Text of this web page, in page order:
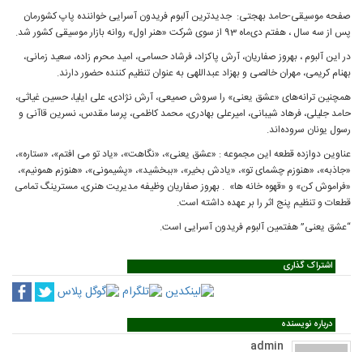
صفحه موسیقی-حامد بهجتی: جدیدترین آلبوم فریدون آسرایی خواننده پاپ کشورمان
پس از سه سال ، هفتم دی‌ماه 93 از سوی شرکت «هنر اول» روانه بازار موسیقی کشور شد.
در این آلبوم ، بهروز صفاریان، آرش پاکزاد، فرشاد حسامی، امید محرم زاده، سعید زمانی،
بهنام کریمی، مهران خالصی و بهزاد عبداللهی به عنوان تنظیم کننده حضور دارند.
همچنین ترانه‌های «عشق یعنی» را سروش صمیعی، آرش نژادی، علی ایلیا، حسین غیاثی،
حامد جلیلی،‌ فرهاد شیبانی، امیرعلی بهادری، محمد کاظمی، پرسا مقدس، نسرین قاآنی و
رسول یونان سروده‌اند.
عناوین دوازده قطعه این مجموعه : «عشق یعنی»، «نگاهت»، «یاد تو می افتم»، «ستاره»،
«جاذبه»، «هنوزم چشمای تو»، «یادش بخیر»، «ببخشید»، «پشیمونی»، «هنوزم همونیم»،
«فراموش کن» و «قهوه خانه ها» . بهروز صفاریان وظیفه مدیریت هنری، مسترینگ تمامی
قطعات و تنظیم پنج اثر را بر عهده داشته است.
“عشق یعنی” هفتمین آلبوم فریدون آسرایی است.
اشتراک گذاری
درباره نویسنده
admin